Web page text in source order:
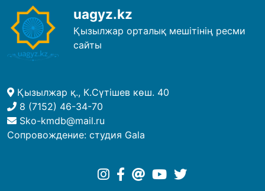
uagyz.kz
Қызылжар орталық мешітінің ресми
сайты
Қызылжар қ., К.Сүтішев көш. 40
8 (7152) 46-34-70
Sko-kmdb@mail.ru
Сопровождение: студия Gala